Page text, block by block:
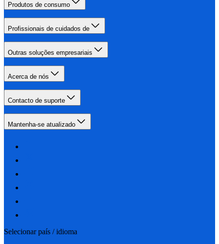
Produtos de consumo
Profissionais de cuidados de
Outras soluções empresariais
Acerca de nós
Contacto de suporte
Mantenha-se atualizado
Selecionar país / idioma